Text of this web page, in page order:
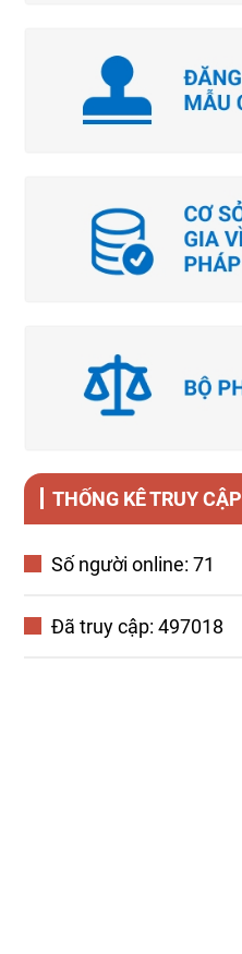
THỐNG KÊ TRUY CẬP
Số người online: 71
Đã truy cập: 497018